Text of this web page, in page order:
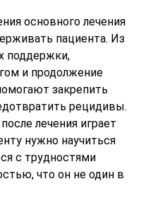
основного лечения
пациента. Из
поддержки,
и продолжение
закрепить
рецидивы.
лечения играет
нужно научиться
с трудностями
что он не один в